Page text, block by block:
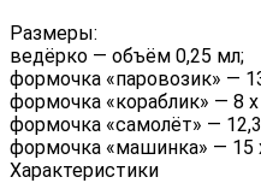
Размеры:
ведёрко — объём 0,25 мл;
формочка «паровозик» —
формочка «кораблик» — 8
формочка «самолёт» —
формочка «машинка» — 15
Характеристики